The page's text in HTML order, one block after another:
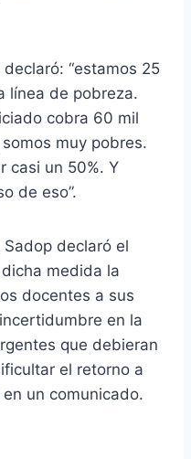
“estamos 25
línea de pobreza.
cobra 60 mil
muy pobres.
casi un 50%. Y
de eso”.
declaró el
medida la
docentes a sus
en la
que debieran
el retorno a
un comunicado.